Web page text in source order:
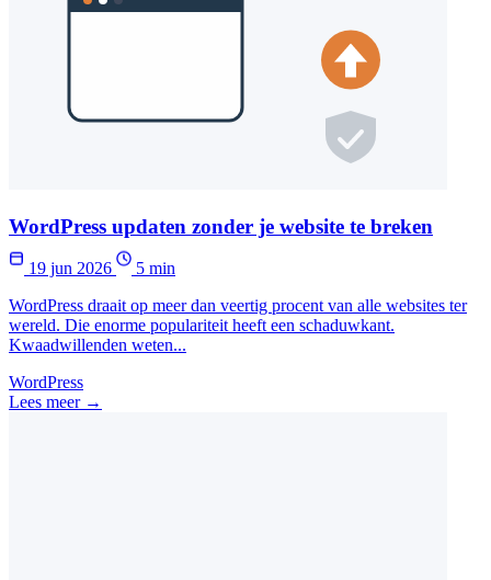
WordPress updaten zonder je website te breken
19 jun 2026
5 min
WordPress draait op meer dan veertig procent van alle websites ter
wereld. Die enorme populariteit heeft een schaduwkant.
Kwaadwillenden weten...
WordPress
Lees meer →